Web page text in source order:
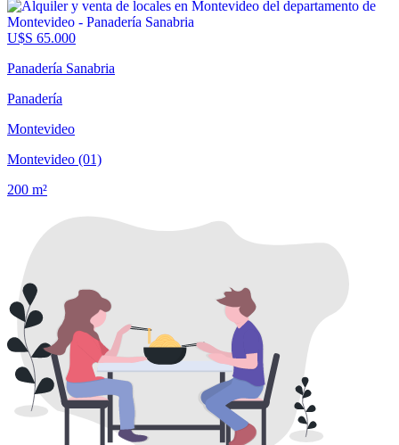
U$S 65.000
Panadería Sanabria
Panadería
Montevideo
Montevideo (01)
200 m²